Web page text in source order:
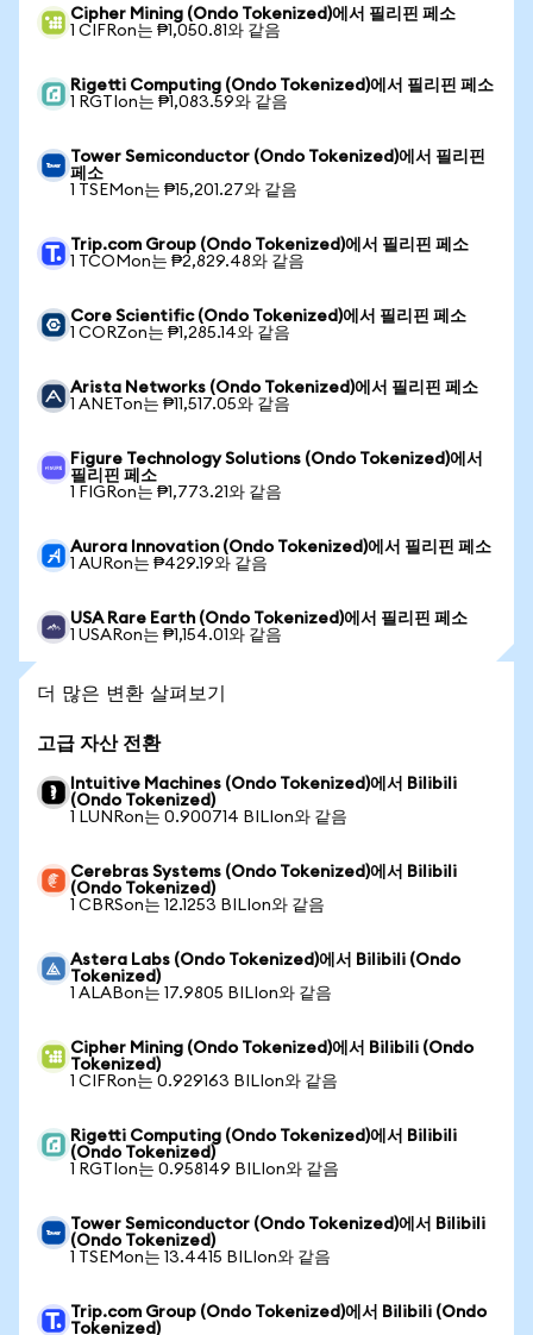
Cipher Mining (Ondo Tokenized)에서 필리핀 페소
1 CIFRon는 ₱1,050.81와 같음
Rigetti Computing (Ondo Tokenized)에서 필리핀 페소
1 RGTIon는 ₱1,083.59와 같음
Tower Semiconductor (Ondo Tokenized)에서 필리핀
페소
1 TSEMon는 ₱15,201.27와 같음
Trip.com Group (Ondo Tokenized)에서 필리핀 페소
1 TCOMon는 ₱2,829.48와 같음
Core Scientific (Ondo Tokenized)에서 필리핀 페소
1 CORZon는 ₱1,285.14와 같음
Arista Networks (Ondo Tokenized)에서 필리핀 페소
1 ANETon는 ₱11,517.05와 같음
Figure Technology Solutions (Ondo Tokenized)에서
필리핀 페소
1 FIGRon는 ₱1,773.21와 같음
Aurora Innovation (Ondo Tokenized)에서 필리핀 페소
1 AURon는 ₱429.19와 같음
USA Rare Earth (Ondo Tokenized)에서 필리핀 페소
1 USARon는 ₱1,154.01와 같음
더 많은 변환 살펴보기
고급 자산 전환
Intuitive Machines (Ondo Tokenized)에서 Bilibili
(Ondo Tokenized)
1 LUNRon는 0.900714 BILIon와 같음
Cerebras Systems (Ondo Tokenized)에서 Bilibili
(Ondo Tokenized)
1 CBRSon는 12.1253 BILIon와 같음
Astera Labs (Ondo Tokenized)에서 Bilibili (Ondo
Tokenized)
1 ALABon는 17.9805 BILIon와 같음
Cipher Mining (Ondo Tokenized)에서 Bilibili (Ondo
Tokenized)
1 CIFRon는 0.929163 BILIon와 같음
Rigetti Computing (Ondo Tokenized)에서 Bilibili
(Ondo Tokenized)
1 RGTIon는 0.958149 BILIon와 같음
Tower Semiconductor (Ondo Tokenized)에서 Bilibili
(Ondo Tokenized)
1 TSEMon는 13.4415 BILIon와 같음
Trip.com Group (Ondo Tokenized)에서 Bilibili (Ondo
Tokenized)